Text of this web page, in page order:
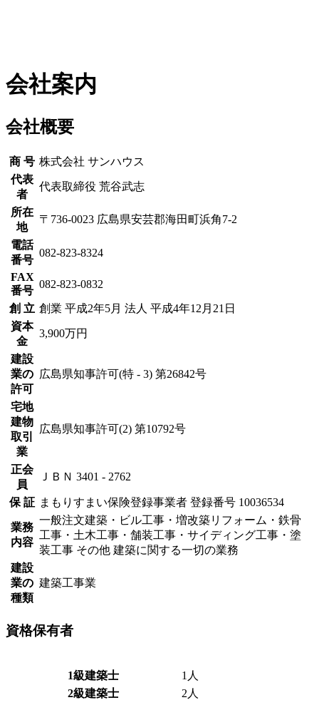
会社案内
会社概要
商 号 株式会社 サンハウス
代表
者
代表取締役 荒谷武志
所在
地
〒736-0023 広島県安芸郡海田町浜角7-2
電話
番号
082-823-8324
FAX
番号
082-823-0832
創 立 創業 平成2年5月 法人 平成4年12月21日
資本
金
3,900万円
建設
業の
許可
広島県知事許可(特 - 3) 第26842号
宅地
建物
取引
業
広島県知事許可(2) 第10792号
正会
員
ＪＢＮ 3401 - 2762
保 証 まもりすまい保険登録事業者 登録番号 10036534
業務
内容
一般注文建築・ビル工事・増改築リフォーム・鉄骨
工事・土木工事・舗装工事・サイディング工事・塗
装工事 その他 建築に関する一切の業務
建設
業の
種類
建築工事業
資格保有者
1級建築士
1人
2級建築士
2人